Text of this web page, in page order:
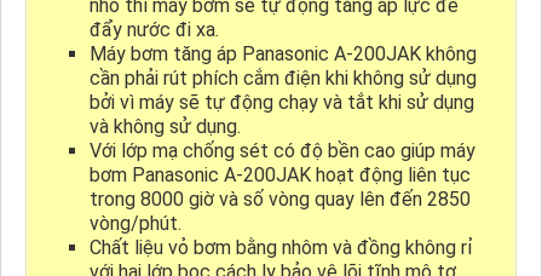
nhỏ thì máy bơm sẽ tự động tăng áp lực để
đẩy nước đi xa.
Máy bơm tăng áp Panasonic A-200JAK không
cần phải rút phích cắm điện khi không sử dụng
bởi vì máy sẽ tự động chạy và tắt khi sử dụng
và không sử dụng.
Với lớp mạ chống sét có độ bền cao giúp máy
bơm Panasonic A-200JAK hoạt động liên tục
trong 8000 giờ và số vòng quay lên đến 2850
vòng/phút.
Chất liệu vỏ bơm bằng nhôm và đồng không rỉ